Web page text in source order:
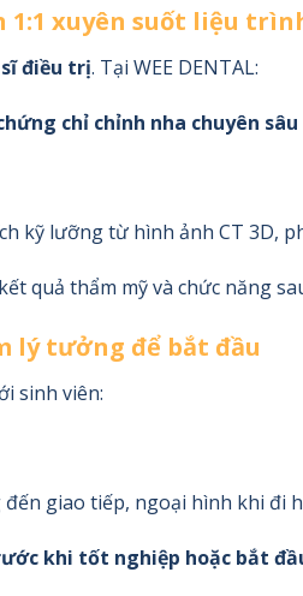
1:1 xuyên suốt liệu
điều trị. Tại WEE DENTAL:
chỉ chỉnh nha chuyên sâu
kỹ lưỡng từ hình ảnh CT 3D,
quả thẩm mỹ và chức năng
lý tưởng để bắt đầu
sinh viên:
giao tiếp, ngoại hình khi đi
khi tốt nghiệp hoặc bắt